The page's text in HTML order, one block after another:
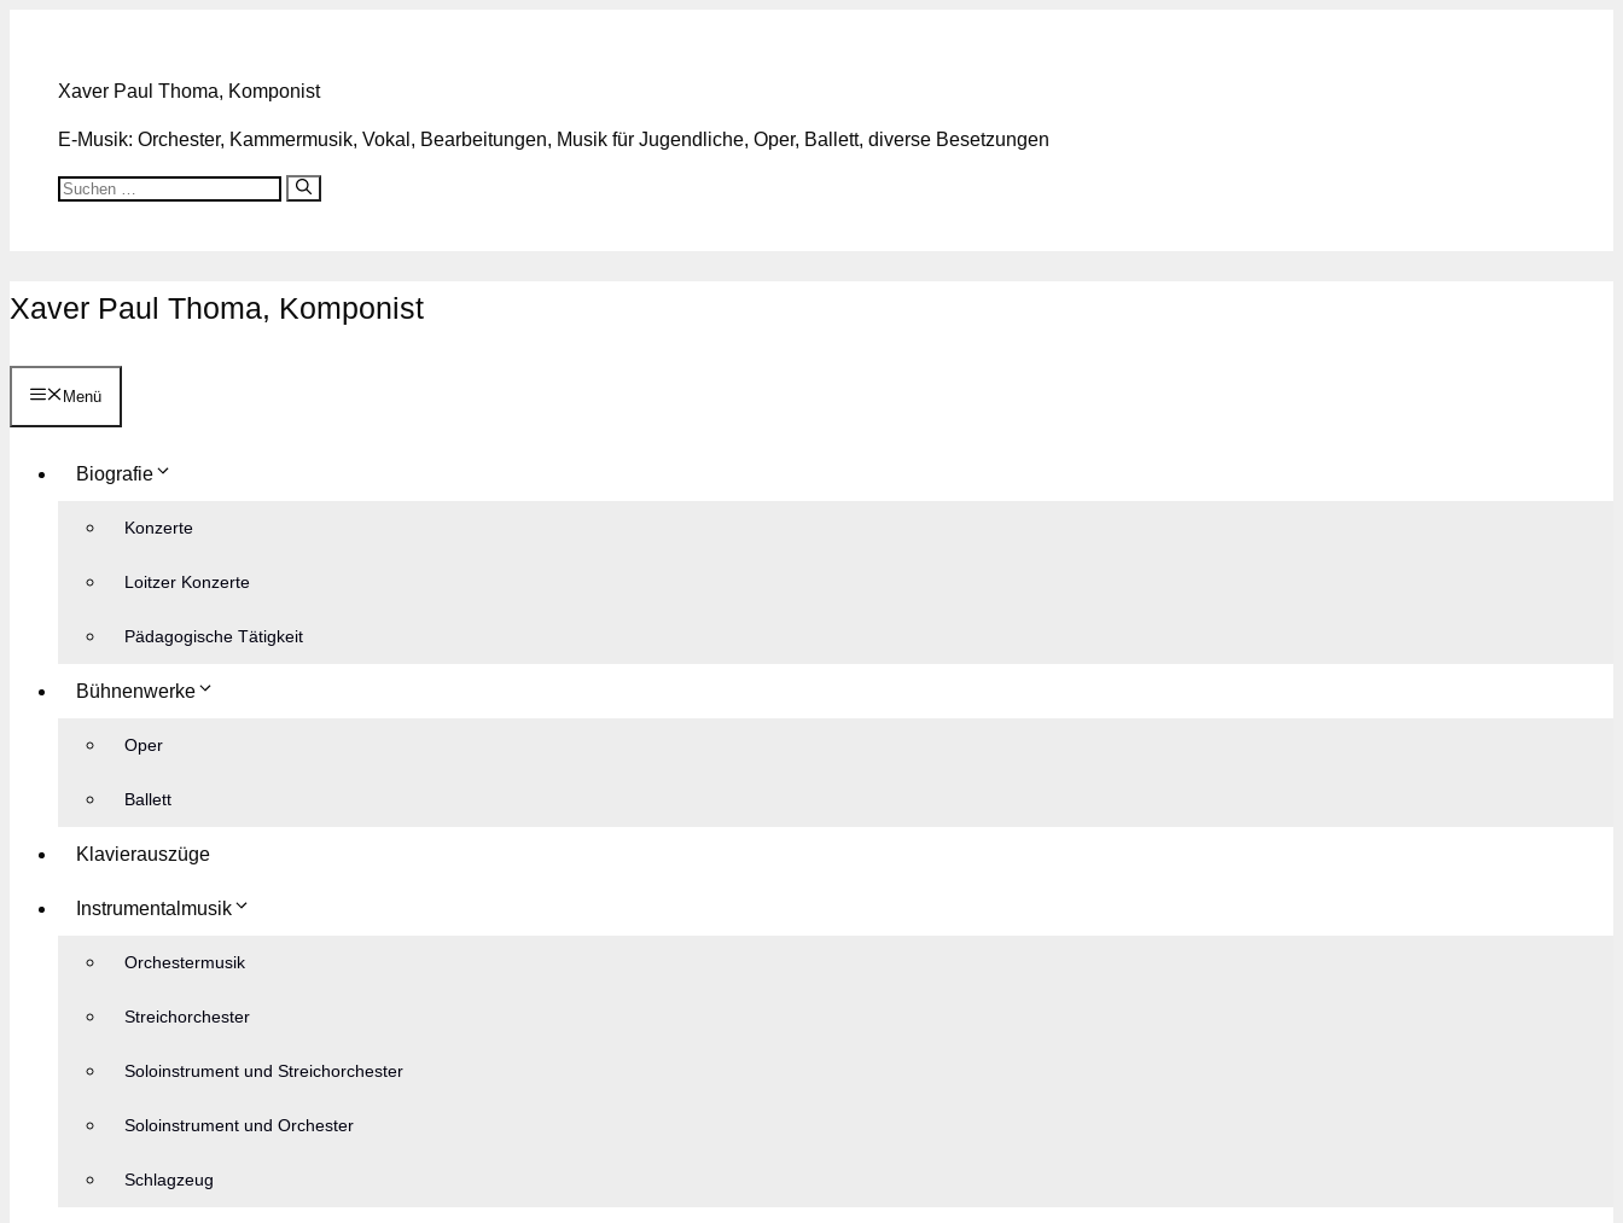
springen
Xaver Paul Thoma, Komponist
E-Musik: Orchester, Kammermusik, Vokal, Bearbeitungen, Musik für Jugendliche, Oper, Ballett, diverse Besetzungen
Suchen
Xaver Paul Thoma, Komponist
Menü
Biografie
Konzerte
Loitzer Konzerte
Pädagogische Tätigkeit
Bühnenwerke
Oper
Ballett
Klavierauszüge
Instrumentalmusik
Orchestermusik
Streichorchester
Soloinstrument und Streichorchester
Soloinstrument und Orchester
Schlagzeug